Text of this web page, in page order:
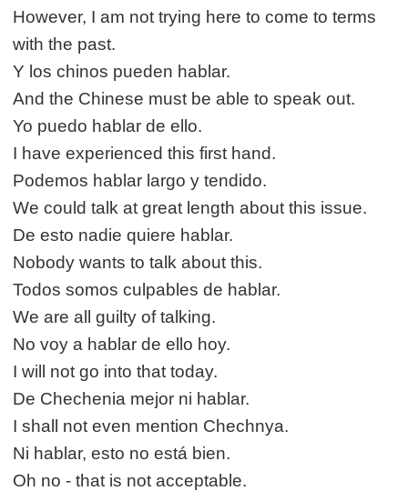
However, I am not trying here to come to terms
with the past.
Y los chinos pueden hablar.
And the Chinese must be able to speak out.
Yo puedo hablar de ello.
I have experienced this first hand.
Podemos hablar largo y tendido.
We could talk at great length about this issue.
De esto nadie quiere hablar.
Nobody wants to talk about this.
Todos somos culpables de hablar.
We are all guilty of talking.
No voy a hablar de ello hoy.
I will not go into that today.
De Chechenia mejor ni hablar.
I shall not even mention Chechnya.
Ni hablar, esto no está bien.
Oh no - that is not acceptable.